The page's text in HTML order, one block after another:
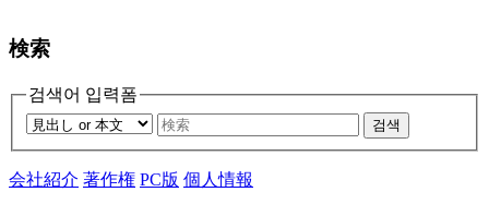
検索
검색어 입력폼
검색
会社紹介 著作権 PC版 個人情報